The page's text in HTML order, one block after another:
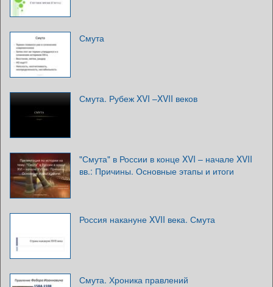
Смута
Смута. Рубеж XVI –XVII веков
"Смута" в России в конце XVI – начале XVII
вв.: Причины. Основные этапы и итоги
Россия накануне XVII века. Смута
Смута. Хроника правлений